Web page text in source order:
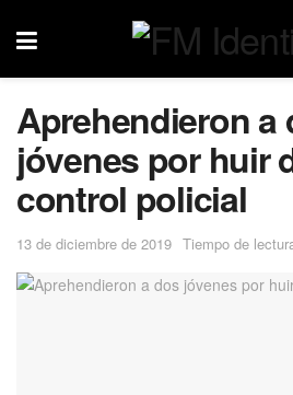
Aprehendieron a
jóvenes por huir
control policial
13 de diciembre de 2019 Tiempo de